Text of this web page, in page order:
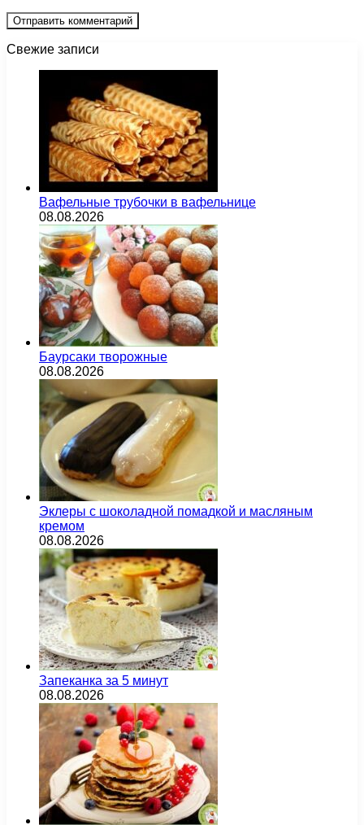
Свежие записи
Вафельные трубочки в вафельнице
08.08.2026
Баурсаки творожные
08.08.2026
Эклеры с шоколадной помадкой и масляным
кремом
08.08.2026
Запеканка за 5 минут
08.08.2026